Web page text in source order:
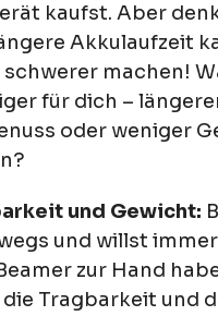
kaufst. Aber
Akkulaufzeit
schwerer machen!
für dich –
oder weniger
und Gewicht:
und willst
zur Hand
Tragbarkeit und